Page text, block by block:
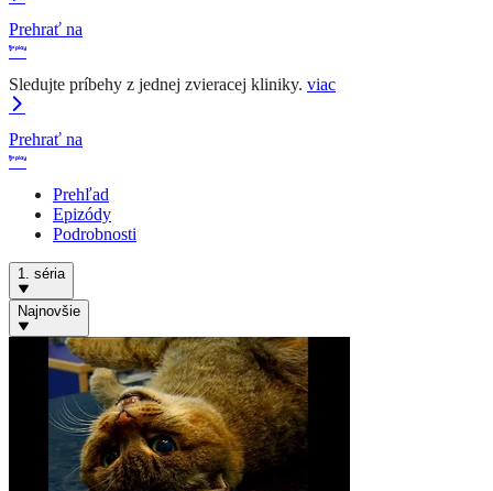
Prehrať na
Sledujte príbehy z jednej zvieracej kliniky. viac
Prehrať na
Prehľad
Epizódy
Podrobnosti
1. séria
Najnovšie